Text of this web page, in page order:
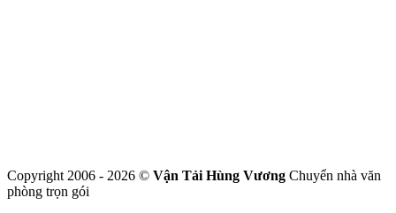
Copyright 2006 - 2026 © Vận Tải Hùng Vương Chuyển nhà văn
phòng trọn gói